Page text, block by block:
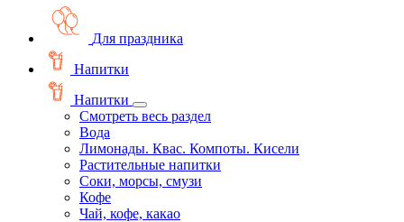
Для праздника
Напитки
Напитки
Смотреть весь раздел
Вода
Лимонады. Квас. Компоты. Кисели
Растительные напитки
Соки, морсы, смузи
Кофе
Чай, кофе, какао